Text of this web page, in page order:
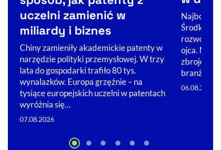
uczelni zamienić w
miliardy i biznes
Chiny zamieniły akademickie patenty w
narzędzie polityki przemysłowej. W trzy
lata do gospodarki trafiło 80 tys.
wynalazków. Europa grzęźnie – na
tysiące europejskich uczelni w patentach
wyróżnia się…
07.08.2026
Środkowej
rozwojowi
ojca. Nie
branż, w…
06.08.2026